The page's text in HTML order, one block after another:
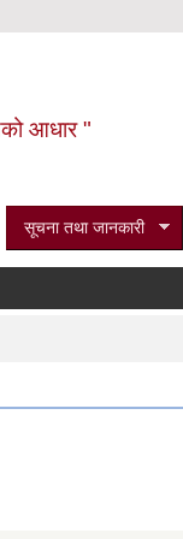
आधार "
सूचना तथा जानकारी